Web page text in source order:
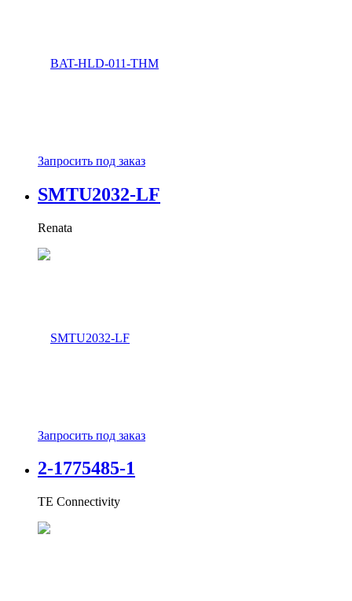
Запросить под заказ
SMTU2032-LF
Renata
Запросить под заказ
2-1775485-1
TE Connectivity